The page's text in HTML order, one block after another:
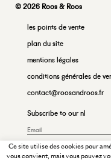
© 2026 Roos & Roos
les points de vente
plan du site
mentions légales
conditions générales de
contact@roosandroos.fr
Subscribe to our nl
Ce site utilise des cookies pour
vous convient, mais vous pouvez